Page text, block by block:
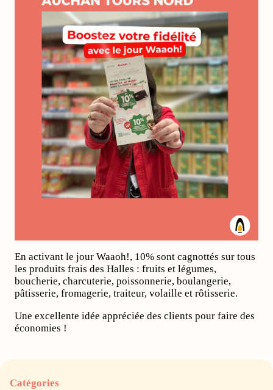
En activant le jour Waaoh!, 10% sont cagnottés sur tous
les produits frais des Halles : fruits et légumes,
boucherie, charcuterie, poissonnerie, boulangerie,
pâtisserie, fromagerie, traiteur, volaille et rôtisserie.
Une excellente idée appréciée des clients pour faire des
économies !
Catégories